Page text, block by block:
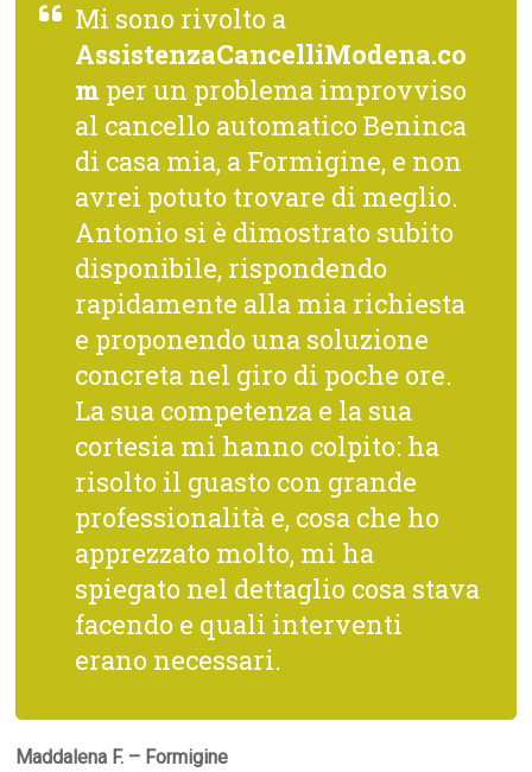
Mi sono rivolto a
AssistenzaCancelliModena.co
m per un problema improvviso
al cancello automatico Beninca
di casa mia, a Formigine, e non
avrei potuto trovare di meglio.
Antonio si è dimostrato subito
disponibile, rispondendo
rapidamente alla mia richiesta
e proponendo una soluzione
concreta nel giro di poche ore.
La sua competenza e la sua
cortesia mi hanno colpito: ha
risolto il guasto con grande
professionalità e, cosa che ho
apprezzato molto, mi ha
spiegato nel dettaglio cosa stava
facendo e quali interventi
erano necessari.
Maddalena F. – Formigine